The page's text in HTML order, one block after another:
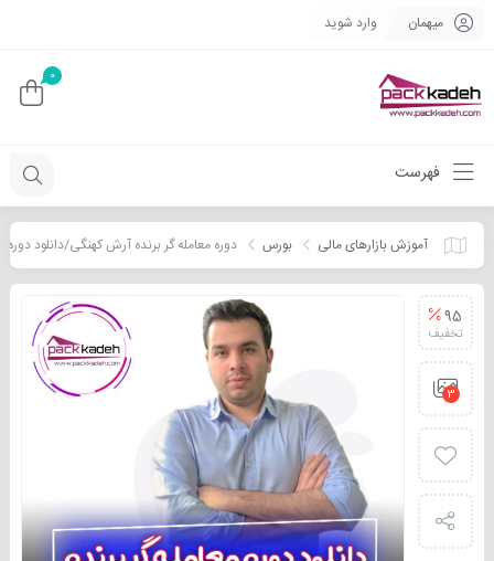
میهمان وارد شوید
0
فهرست
آموزش بازارهای مالی بورس دوره معامله گر برنده آرش کهنگی/دانلود دوره
95
تخفیف
3